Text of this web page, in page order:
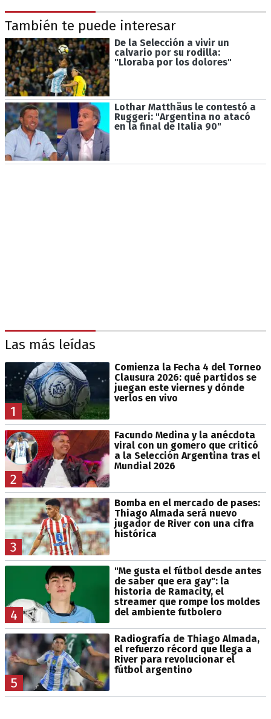
También te puede interesar
De la Selección a vivir un
calvario por su rodilla:
"Lloraba por los dolores"
Lothar Matthäus le contestó a
Ruggeri: "Argentina no atacó
en la final de Italia 90"
Las más leídas
1
Comienza la Fecha 4 del Torneo
Clausura 2026: qué partidos se
juegan este viernes y dónde
verlos en vivo
2
Facundo Medina y la anécdota
viral con un gomero que criticó
a la Selección Argentina tras el
Mundial 2026
3
Bomba en el mercado de pases:
Thiago Almada será nuevo
jugador de River con una cifra
histórica
4
"Me gusta el fútbol desde antes
de saber que era gay": la
historia de Ramacity, el
streamer que rompe los moldes
del ambiente futbolero
5
Radiografía de Thiago Almada,
el refuerzo récord que llega a
River para revolucionar el
fútbol argentino